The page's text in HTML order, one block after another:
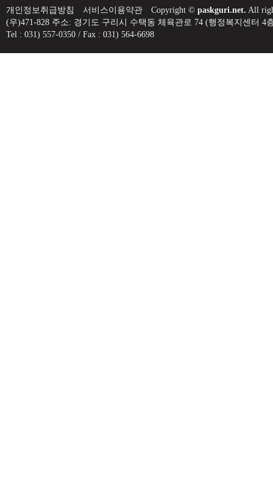
개인정보취급방침 서비스이용약관 Copyright © paskguri.net. All
(우)471-828 주소: 경기도 구리시 수택동 체육관로 74 (행정복지센터
Tel : 031) 557-0350 / Fax : 031) 564-6698